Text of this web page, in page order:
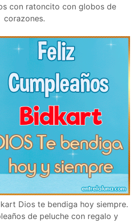
con ratoncito con globos de
corazones.
Dios te bendiga hoy siempre.
de peluche con regalo y